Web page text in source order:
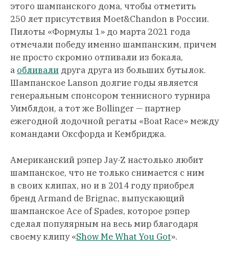
этого шампанского дома, чтобы отметить
250 лет присутствия Moet&Chandon в России.
Пилоты «Формулы 1» до марта 2021 года
отмечали победу именно шампанским, причем
не просто скромно отпивали из бокала,
а обливали друга друга из больших бутылок.
Шампанское Lanson долгие годы является
генеральным спонсором теннисного турнира
Уимблдон, а тот же Bollinger — партнер
ежегодной лодочной регаты «Boat Race» между
командами Оксфорда и Кембриджа.
Американский рэпер Jay-Z настолько любит
шампанское, что не только снимается с ним
в своих клипах, но и в 2014 году приобрел
бренд Armand de Brignac, выпускающий
шампанское Ace of Spades, которое рэпер
сделал популярным на весь мир благодаря
своему клипу «Show Me What You Got».